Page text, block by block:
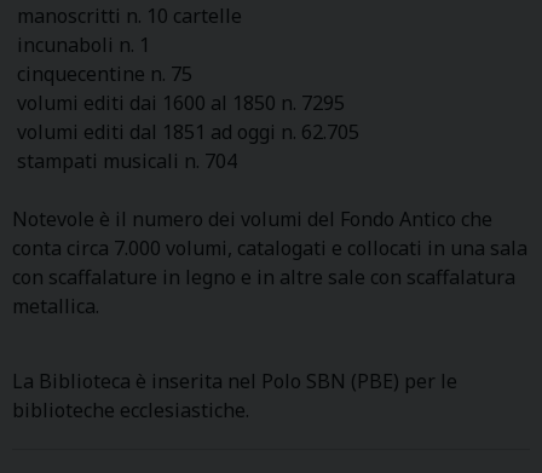
manoscritti n. 10 cartelle
incunaboli n. 1
cinquecentine n. 75
volumi editi dai 1600 al 1850 n. 7295
volumi editi dal 1851 ad oggi n. 62.705
stampati musicali n. 704
Notevole è il numero dei volumi del Fondo Antico che
conta circa 7.000 volumi, catalogati e collocati in una sala
con scaffalature in legno e in altre sale con scaffalatura
metallica.
La Biblioteca è inserita nel Polo SBN (PBE) per le
biblioteche ecclesiastiche.